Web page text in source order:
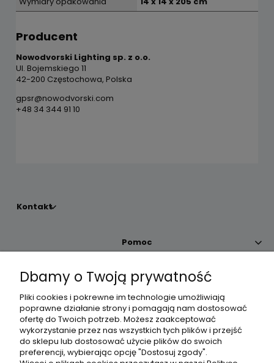
Producent
Nowodvorski Lighting sp. z o.o.
Ul. Bojemskiego 11
42-200 Częstochowa, Polska
gpsr@nowodvorski.com
+48 34 344 91 10
Kontakt
Pomoc
Moje konto
Płatności i dostawa
Informacje
Dbamy o Twoją prywatność
Pliki cookies i pokrewne im technologie umożliwiają
poprawne działanie strony i pomagają nam dostosować
ofertę do Twoich potrzeb. Możesz zaakceptować
wykorzystanie przez nas wszystkich tych plików i przejść
do sklepu lub dostosować użycie plików do swoich
preferencji, wybierając opcję "Dostosuj zgody".